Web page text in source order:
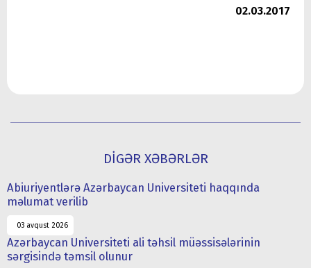
02.03.2017
DİGƏR XƏBƏRLƏR
Abiuriyentlərə Azərbaycan Universiteti haqqında
məlumat verilib
03 avqust 2026
Azərbaycan Universiteti ali təhsil müəssisələrinin
sərgisində təmsil olunur